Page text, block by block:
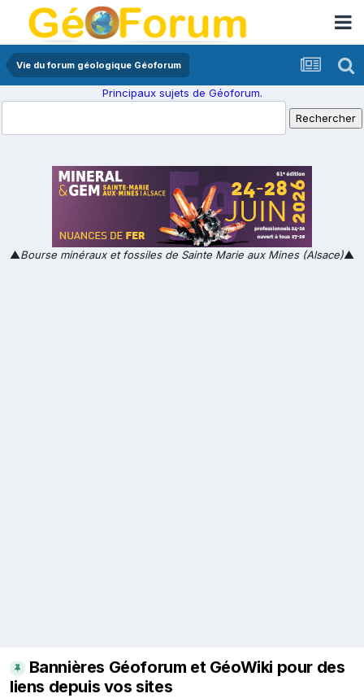
Vie du forum géologique Géoforum
Principaux sujets de Géoforum.
▲Bourse minéraux et fossiles de Sainte Marie aux Mines (Alsace)▲
Bannières Géoforum et GéoWiki pour des
liens depuis vos sites